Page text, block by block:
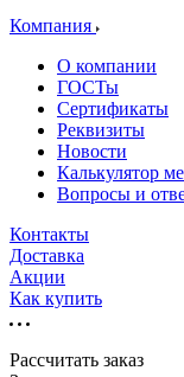
Компания
О компании
ГОСТы
Сертификаты
Реквизиты
Новости
Калькулятор
Вопросы и
Контакты
Доставка
Акции
Как купить
Рассчитать заказ